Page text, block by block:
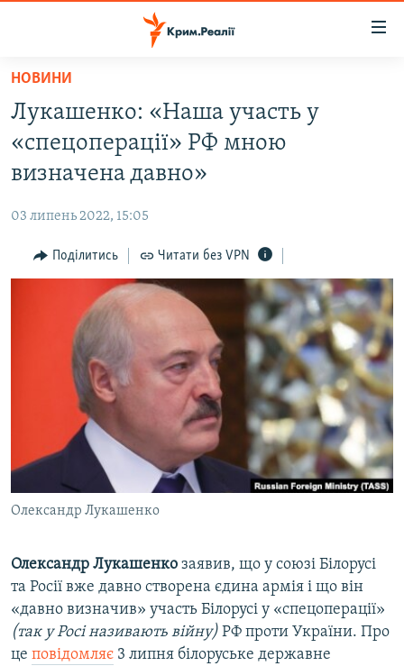
Перейти
основного
матеріалу
до
основної
Перейти
до
ВОДА.КРИМ
ВІДЕО ТА ФОТО
БЛОГИ
ПОГЛЯД
ВСЕ ЗА ДЕНЬ
СПЕЦПРОЕКТИ
ДЕПОРТАЦІЯ
ВІДЕОУРОКИ «ELIFBE»
СВІДЧЕННЯ ОКУПАЦІЇ
УКРАЇНСЬКА ПРОБЛЕМА КРИМУ
ІНФОГРАФІКА
ЯК ОБІЙТИ БЛОКУВАННЯ
Русский
Qırımtatar
ДОЛУЧАЙСЯ!
НОВИНИ
Лукашенко: «Наша участь у
«спецоперації» РФ мною
визначена давно»
03 липень 2022, 15:05
Поділитись Читати без VPN
Олександр Лукашенко
Олександр Лукашенко заявив, що у союзі Білорусі
та Росії вже давно створена єдина армія і що він
«давно визначив» участь Білорусі у «спецоперації»
(так у Росі називають війну) РФ проти України. Про
це повідомляє 3 липня білоруське державне